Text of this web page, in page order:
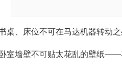
、床位不可在马达机器转动
墙壁不可贴太花乱的壁纸——